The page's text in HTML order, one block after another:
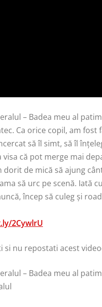
– Badea meu al
Ca orice copil, am fost
să îl simt, să îl
visa că pot merge mai
de mică să ajung
să urc pe scenă. Iată
încep să culeg şi
2CywlrU
nu repostati acest
– Badea meu al